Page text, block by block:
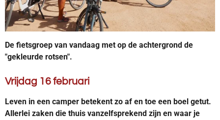
De fietsgroep van vandaag met op de achtergrond de
"gekleurde rotsen".
Vrijdag 16 februari
Leven in een camper betekent zo af en toe een boel getut.
Allerlei zaken die thuis vanzelfsprekend zijn en waar je